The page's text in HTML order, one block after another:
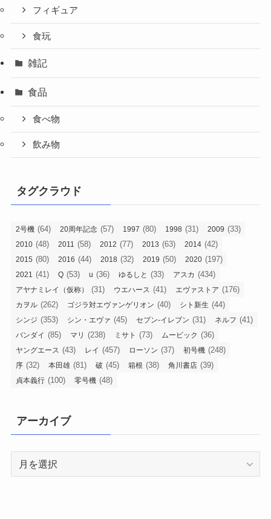
フィギュア
食玩
雑記
食品
食べ物
飲み物
タグクラウド
2号機 (64) 20周年記念 (57) 1997 (80) 1998 (31) 2009 (33)
2010 (48) 2011 (58) 2012 (77) 2013 (63) 2014 (42)
2015 (80) 2016 (44) 2018 (32) 2019 (50) 2020 (197)
2021 (41) Q (53) u (36) ゆるしと (33) アスカ (434)
アヤナミレイ（仮称） (31) ウエハース (41) エヴァストア (176)
カヲル (262) ゴジラ対エヴァンゲリオン (40) シト新生 (44)
シンジ (353) シン・エヴァ (45) セブン-イレブン (31) ネルフ (41)
バンダイ (85) マリ (238) ミサト (73) ムービック (36)
ヤングエース (43) レイ (457) ローソン (37) 初号機 (248)
序 (32) 本田雄 (81) 破 (45) 箱根 (38) 角川書店 (39)
貞本義行 (100) 零号機 (48)
アーカイブ